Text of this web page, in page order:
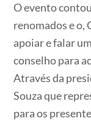
O evento
renomados e o,
apoiar e falar
conselho para
Através da
Souza que
para os